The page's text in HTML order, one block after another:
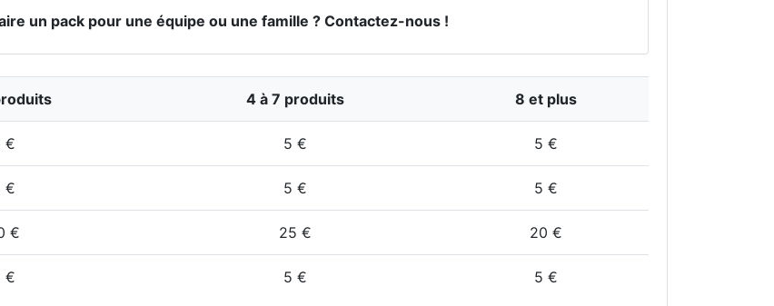
un pack pour une équipe ou une famille ? Contactez-nous !
4 à 7 produits 8 et plus
€ 5 € 5 €
€ 5 € 5 €
€ 25 € 20 €
€ 5 € 5 €